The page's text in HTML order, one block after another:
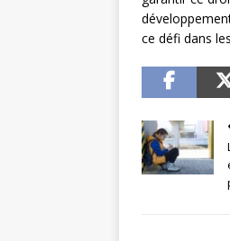
ce défi dans